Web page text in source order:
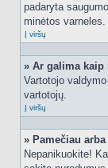
padaryta
minėtos
Į viršų
» Ar galima kaip
Vartotojo
vartotojų.
Į viršų
» Pamečiau
Nepanikuokite!